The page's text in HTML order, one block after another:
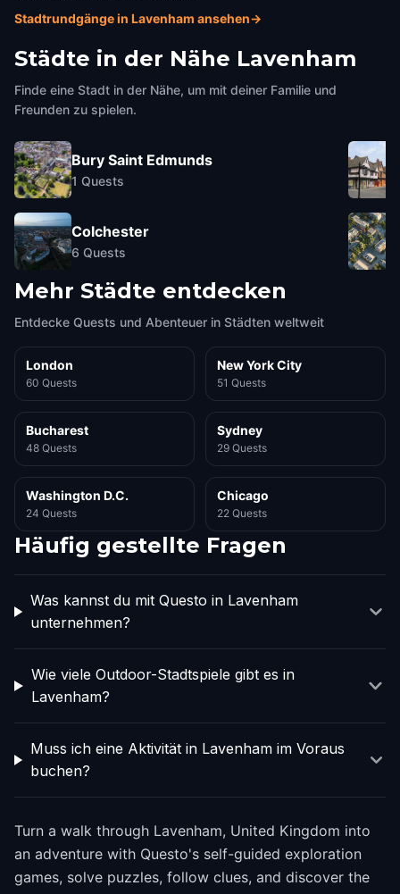
Stadtrundgänge in Lavenham ansehen→
Städte in der Nähe Lavenham
Finde eine Stadt in der Nähe, um mit deiner Familie und
Freunden zu spielen.
Bury Saint Edmunds
1 Quests
Colchester
6 Quests
Mehr Städte entdecken
Entdecke Quests und Abenteuer in Städten weltweit
London
60 Quests
New York City
51 Quests
Bucharest
48 Quests
Sydney
29 Quests
Washington D.C.
24 Quests
Chicago
22 Quests
Häufig gestellte Fragen
Was kannst du mit Questo in Lavenham
unternehmen?
Wie viele Outdoor-Stadtspiele gibt es in
Lavenham?
Muss ich eine Aktivität in Lavenham im Voraus
buchen?
Turn a walk through Lavenham, United Kingdom into
an adventure with Questo's self-guided exploration
games, solve puzzles, follow clues, and discover the